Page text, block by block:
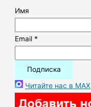
Имя
Email *
Читайте нас в MAX